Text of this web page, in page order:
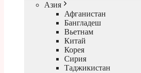
Азия
Афганистан
Бангладеш
Вьетнам
Китай
Корея
Сирия
Таджикистан